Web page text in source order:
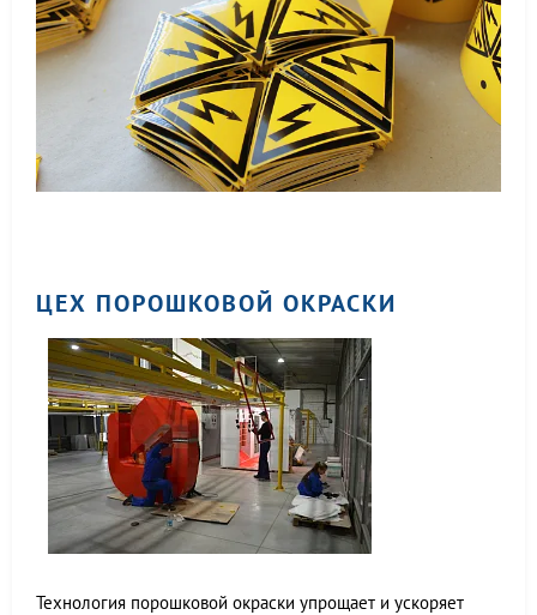
ЦЕХ ПОРОШКОВОЙ ОКРАСКИ
Технология порошковой окраски упрощает и ускоряет